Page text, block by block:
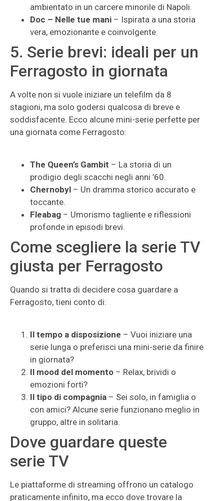
ambientato in un carcere minorile di Napoli.
Doc – Nelle tue mani – Ispirata a una storia
vera, emozionante e coinvolgente.
5. Serie brevi: ideali per un
Ferragosto in giornata
A volte non si vuole iniziare un telefilm da 8
stagioni, ma solo godersi qualcosa di breve e
soddisfacente. Ecco alcune mini-serie perfette per
una giornata come Ferragosto:
The Queen’s Gambit – La storia di un
prodigio degli scacchi negli anni ’60.
Chernobyl – Un dramma storico accurato e
toccante.
Fleabag – Umorismo tagliente e riflessioni
profonde in episodi brevi.
Come scegliere la serie TV
giusta per Ferragosto
Quando si tratta di decidere cosa guardare a
Ferragosto, tieni conto di:
Il tempo a disposizione – Vuoi iniziare una
serie lunga o preferisci una mini-serie da finire
in giornata?
Il mood del momento – Relax, brividi o
emozioni forti?
Il tipo di compagnia – Sei solo, in famiglia o
con amici? Alcune serie funzionano meglio in
gruppo, altre in solitaria.
Dove guardare queste
serie TV
Le piattaforme di streaming offrono un catalogo
praticamente infinito, ma ecco dove trovare la